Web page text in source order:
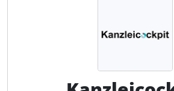
individuellen Szenarien für fundierte
von Tochterunternehmen können
jederzeit aktuelle und genaue